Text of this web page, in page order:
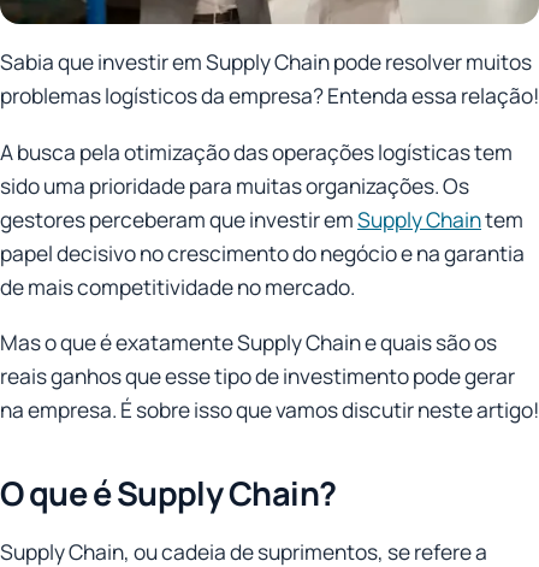
Sabia que investir em Supply Chain pode resolver muitos
problemas logísticos da empresa? Entenda essa relação!
A busca pela otimização das operações logísticas tem
sido uma prioridade para muitas organizações. Os
gestores perceberam que investir emSupply Chaintem
papel decisivo no crescimento do negócio e na garantia
de mais competitividade no mercado.
Mas o que é exatamente Supply Chain e quais são os
reais ganhos que esse tipo de investimento pode gerar
na empresa. É sobre isso que vamos discutir neste artigo!
O que é Supply Chain?
Supply Chain, ou cadeia de suprimentos, se refere a